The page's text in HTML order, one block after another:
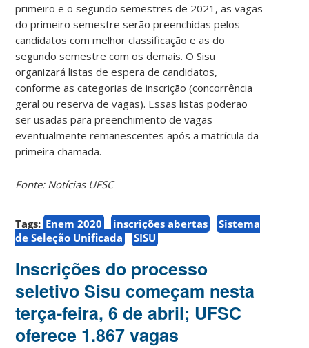
primeiro e o segundo semestres de 2021, as vagas
do primeiro semestre serão preenchidas pelos
candidatos com melhor classificação e as do
segundo semestre com os demais. O Sisu
organizará listas de espera de candidatos,
conforme as categorias de inscrição (concorrência
geral ou reserva de vagas). Essas listas poderão
ser usadas para preenchimento de vagas
eventualmente remanescentes após a matrícula da
primeira chamada.
Fonte: Notícias UFSC
Tags: Enem 2020 inscrições abertas
Sistema
de Seleção Unificada
SISU
Inscrições do processo
seletivo Sisu começam nesta
terça-feira, 6 de abril; UFSC
oferece 1.867 vagas